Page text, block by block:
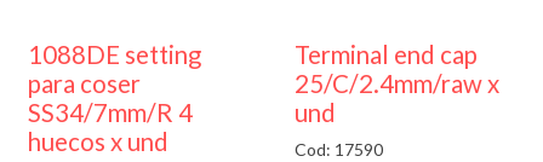
1088DE setting
para coser
SS34/7mm/R 4
huecos x und
Terminal end cap
25/C/2.4mm/raw x
und
Cod: 17590